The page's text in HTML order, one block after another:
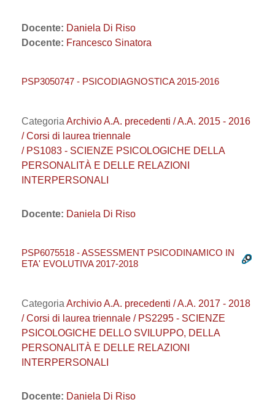
Docente: Daniela Di Riso
Docente: Francesco Sinatora
PSP3050747 - PSICODIAGNOSTICA 2015-2016
Categoria Archivio A.A. precedenti / A.A. 2015 - 2016
/ Corsi di laurea triennale
/ PS1083 - SCIENZE PSICOLOGICHE DELLA
PERSONALITÀ E DELLE RELAZIONI
INTERPERSONALI
Docente: Daniela Di Riso
PSP6075518 - ASSESSMENT PSICODINAMICO IN
ETA' EVOLUTIVA 2017-2018
Categoria Archivio A.A. precedenti / A.A. 2017 - 2018
/ Corsi di laurea triennale / PS2295 - SCIENZE
PSICOLOGICHE DELLO SVILUPPO, DELLA
PERSONALITÀ E DELLE RELAZIONI
INTERPERSONALI
Docente: Daniela Di Riso